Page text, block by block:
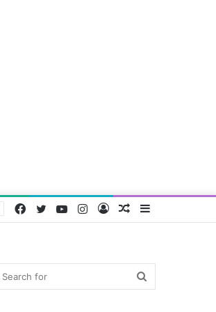
Random
Log
Instagram
YouTube
Twitter
Facebook